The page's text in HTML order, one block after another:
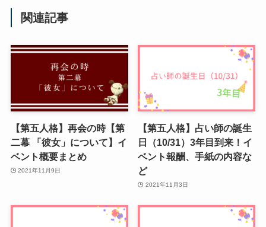
関連記事
【第五人格】再会の時【第
二幕 「彼女」について】イ
ベント概要まとめ
2021年11月9日
【第五人格】占い師の誕生
日（10/31）3年目到来！イ
ベント報酬、手紙の内容な
ど
2021年11月3日